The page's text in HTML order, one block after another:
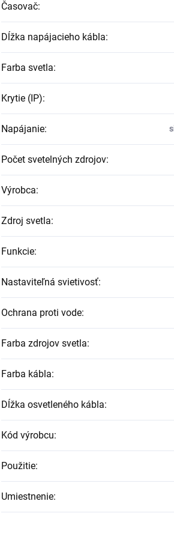
Časovač:
Dĺžka napájacieho kábla:
Farba svetla:
Krytie (IP):
Napájanie:
Počet svetelných zdrojov:
Výrobca:
Zdroj svetla:
Funkcie:
Nastaviteľná svietivosť:
Ochrana proti vode:
Farba zdrojov svetla:
Farba kábla:
Dĺžka osvetleného kábla:
Kód výrobcu:
Použitie:
Umiestnenie: